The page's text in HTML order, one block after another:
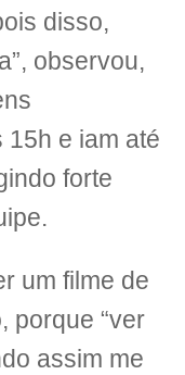
disso,
observou,
15h e iam até
forte
um filme de
porque “ver
assim me